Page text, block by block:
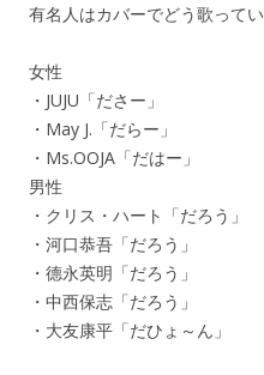
有名人はカバーでどう歌って
女性
・JUJU「ださー」
・May J.「だらー」
・Ms.OOJA「だはー」
男性
・クリス・ハート「だろう」
・河口恭吾「だろう」
・德永英明「だろう」
・中西保志「だろう」
・大友康平「だひょ～ん」